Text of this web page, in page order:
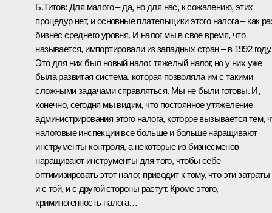
Б.Титов: Для малого – да, но для нас, к сожалению, этих
процедур нет, и основные плательщики этого налога – как
бизнес среднего уровня. И налог мы в свое время, что
называется, импортировали из западных стран – в 1992 году.
Это для них был новый налог, тяжелый налог, но у них уже
была развитая система, которая позволяла им с такими
сложными задачами справляться. Мы не были готовы. И,
конечно, сегодня мы видим, что постоянное утяжеление
администрирования этого налога, которое вызывается тем,
налоговые инспекции все больше и больше наращивают
инструменты контроля, а некоторые из бизнесменов
наращивают инструменты для того, чтобы себе
оптимизировать этот налог, приводит к тому, что эти затраты
и с той, и с другой стороны растут. Кроме этого,
криминогенность налога…